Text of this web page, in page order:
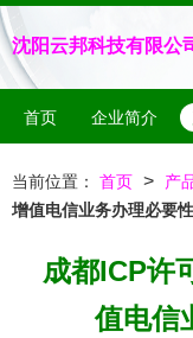
沈阳云邦科技有限公
首页 企业简介
当前位置： 首页 > 产
增值电信业务办理必要
成都ICP许
值电信